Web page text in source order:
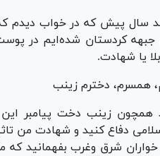
سال پیش که در خواب دیدم که
جبهه کردستان شده‌ایم در
یا شهادت.
همسرم، دخترم زینب
همچون زینب دخت پیامبر
دفاع کنید و شهادت من
خواران شرق وغرب بفهمانید